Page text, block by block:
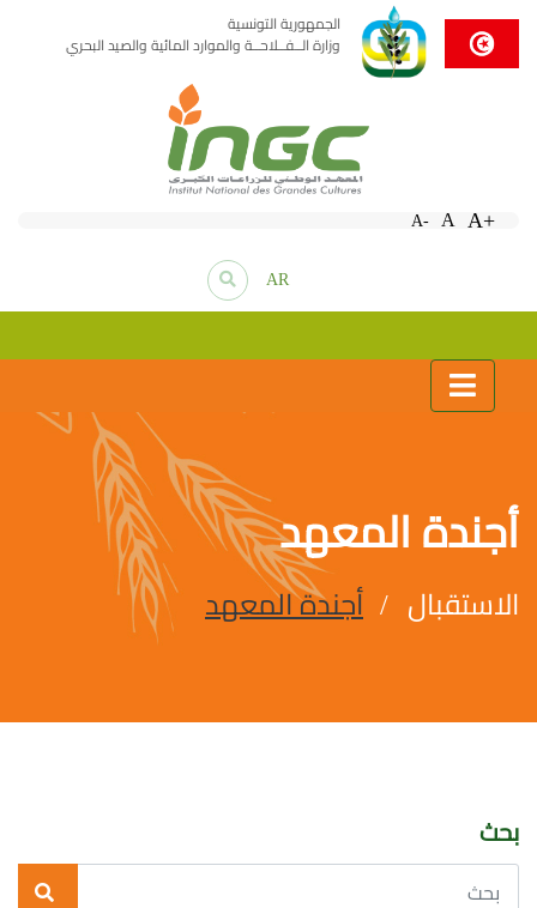
الجمهورية التونسية
وزارة الــفــلاحــة والموارد المائية والصيد البحري
A- A A+
AR
أجندة المعهد
الاستقبال أجندة المعهد
بحث